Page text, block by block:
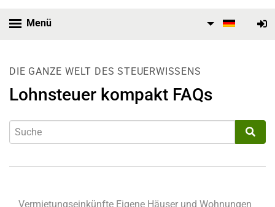
Menü
DIE GANZE WELT DES STEUERWISSENS
Lohnsteuer kompakt FAQs
Vermietungseinkünfte Eigene Häuser und Wohnungen